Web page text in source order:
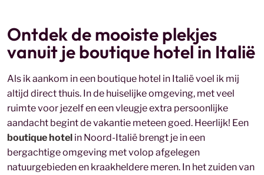
Ontdek de mooiste plekjes
vanuit je boutique hotel in Italië
Als ik aankom in een boutique hotel in Italië voel ik mij
altijd direct thuis. In de huiselijke omgeving, met veel
ruimte voor jezelf en een vleugje extra persoonlijke
aandacht begint de vakantie meteen goed. Heerlijk! Een
boutique hotel in Noord-Italië brengt je in een
bergachtige omgeving met volop afgelegen
natuurgebieden en kraakheldere meren. In het zuiden van